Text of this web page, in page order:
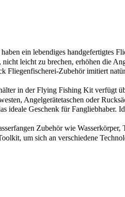
ein lebendiges handgefertigtes
leicht zu brechen, erhöhen die
Fliegenfischerei-Zubehör imitiert
in der Flying Fishing Kit verfügt
Angelgerätetaschen oder
ideale Geschenk für
Zubehör wie
um sich an verschiedene